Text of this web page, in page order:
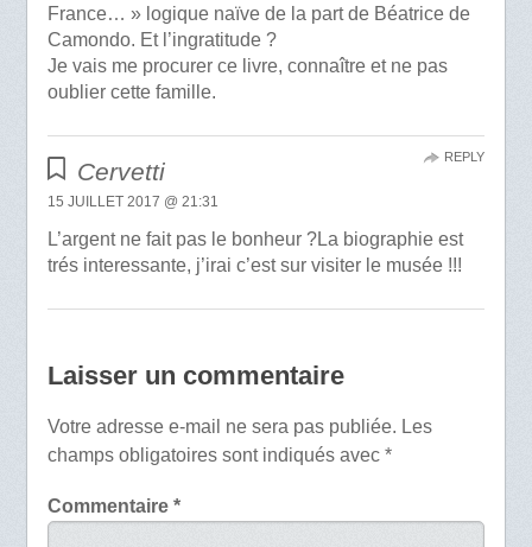
France… » logique naïve de la part de Béatrice de
Camondo. Et l’ingratitude ?
Je vais me procurer ce livre, connaître et ne pas
oublier cette famille.
Cervetti
15 JUILLET 2017 @ 21:31
L’argent ne fait pas le bonheur ?La biographie est
trés interessante, j’irai c’est sur visiter le musée !!!
REPLY
Laisser un commentaire
Votre adresse e-mail ne sera pas publiée. Les
champs obligatoires sont indiqués avec *
Commentaire *